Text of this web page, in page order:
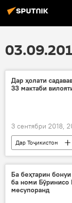
Дар ҳолати
33 мактаби
3 сентябри 2018,
Дар Тоҷикистон
мактаб
Раҷаббой
Суғд
Ба беҳтарин
ба номи Бӯринисо
месупоранд